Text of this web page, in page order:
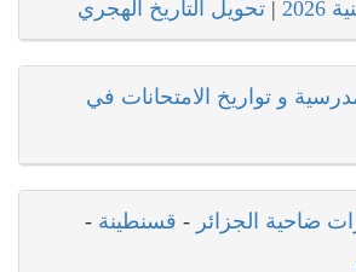
| تحويل التاريخ الهجري
و تواريخ الامتحانات في
ضاحية الجزائر - قسنطينة -